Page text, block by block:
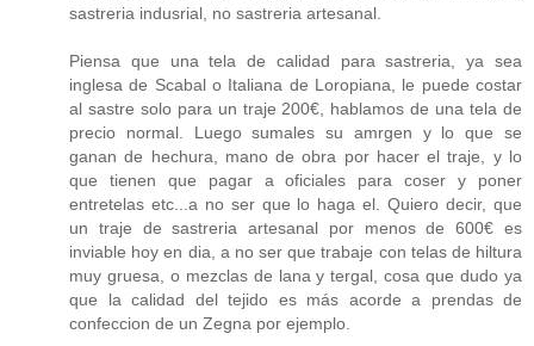
sastreria indusrial, no sastreria artesanal.
Piensa que una tela de calidad para sastreria, ya sea
inglesa de Scabal o Italiana de Loropiana, le puede costar
al sastre solo para un traje 200€, hablamos de una tela de
precio normal. Luego sumales su amrgen y lo que se
ganan de hechura, mano de obra por hacer el traje, y lo
que tienen que pagar a oficiales para coser y poner
entretelas etc...a no ser que lo haga el. Quiero decir, que
un traje de sastreria artesanal por menos de 600€ es
inviable hoy en dia, a no ser que trabaje con telas de hiltura
muy gruesa, o mezclas de lana y tergal, cosa que dudo ya
que la calidad del tejido es más acorde a prendas de
confeccion de un Zegna por ejemplo.